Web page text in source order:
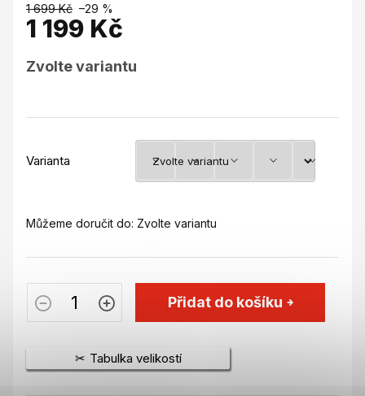
1 699 Kč –29 %
1 199 Kč
cena:
Zvolte variantu
Varianta
Můžeme doručit do: Zvolte variantu
Přidat do košíku
Tabulka velikostí